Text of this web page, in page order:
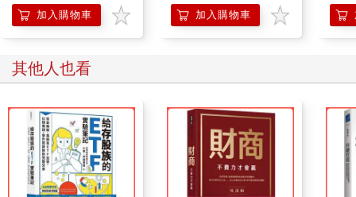
加入購物車 加入購物車
其他人也看